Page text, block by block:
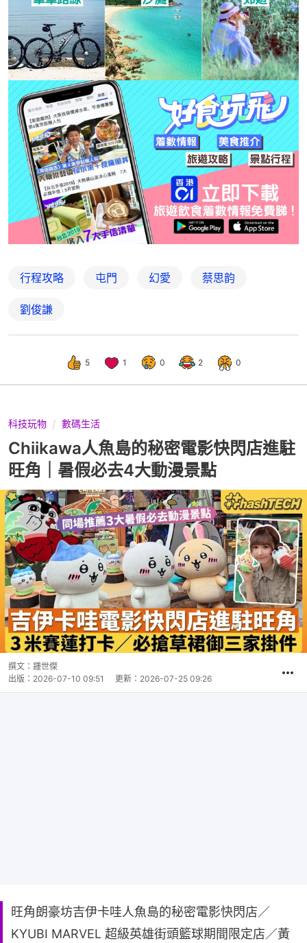
行程攻略 屯門 幻愛 蔡思韵
劉俊謙
5 1 0 2 0
科技玩物 數碼生活
Chiikawa人魚島的秘密電影快閃店進駐
旺角｜暑假必去4大動漫景點
撰文： 鍾世傑
出版： 2026-07-10 09:51 更新： 2026-07-25 09:26
旺角朗豪坊吉伊卡哇人魚島的秘密電影快閃店／
KYUBI MARVEL 超級英雄街頭籃球期間限定店／黃